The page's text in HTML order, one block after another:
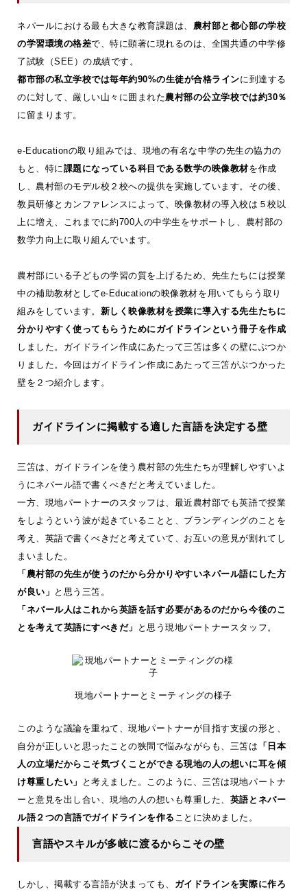
ネパールにおける最も大きな教育課題は、 農村部と都心部の学校
の学習環境の格差で、特に顕著に現れるのは、全国共通の中学修
了試験（SEE）の成績です。
都市部の私立学校では毎年約90%の生徒が合格ラインに到達する
のに対して、厳しい山々に囲まれた農村部の公立学校では約30％
に留まります。
e-Educationの取り組みでは、現地の有名な中学の先生の協力の
もと、特に課題になっている科目である数学の映像教材を作成
し、農村部のモデル校２校への提供を実施しています。その後、
教員研修とカンファレンスによって、映像教材の導入校は５校以
上に増え、これまでに約700人の中学生をサポートし、農村部の
数学力向上に取り組んでいます。
農村部にいる子どもの学習の質を上げるため、先生たちには授業
中の補助教材としてe-Educationの映像教材を用いてもらう取り
組みをしています。 新しく映像教材を授業に導入する先生たちに
分かりやすく使ってもらうためにガイドラインという冊子を作成
しました。ガイドライン作成にあたって三笘は多くの壁にぶつか
りました。今回はガイドライン作成にあたって三笘がぶつかった
壁を２つ紹介します。
ガイドラインに掲載する適した言語を決定する壁
三笘は、ガイドラインを使う農村部の先生たちが理解しやすいよ
うにネパール語で書くべきだと考えていました。
一方、現地パートナーのスタッフは、最近農村部でも英語で授業
をしようという波が起きていることと、ブランディングのことを
考え、英語で書くべきだと考えていて、お互いの意見が割れてし
まいました。
「農村部の先生が使うのだから分かりやすいネパール語にした方
が良い」 と思う三笘。
「ネパール人はこれから英語を話す必要があるのだから今後のこ
とを考えて英語にすべきだ」
と思う現地パートナースタッフ。
現地パートナーとミーティングの様子
このような議論を重ねて、現地パートナーが目指す支援の形と、
自分が正しいと思ったことの狭間で悩みながらも、三笘は 「日本
人の立場だからこそ気づくことができる現地の人の想いに耳を傾
け尊重したい」
と考えました。このように、三笘は現地パートナ
ーと意見を出し合い、現地の人の想いも尊重した、 英語とネパー
ル語２つの言語でガイドラインを作る ことに決めました。
言語やスキルが多岐に渡るからこその壁
しかし、掲載する言語が決まっても、 ガイドラインを実際に作ろ